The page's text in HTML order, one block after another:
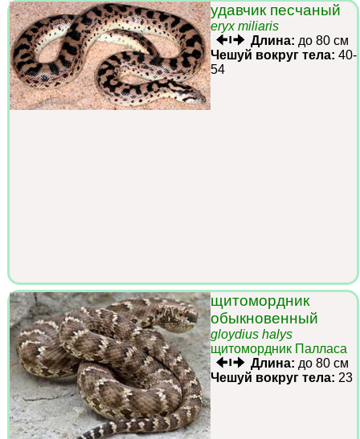
удавчик песчаный
eryx miliaris
Длина: до 80 см
Чешуй вокруг тела: 40-
54
щитомордник
обыкновенный
gloydius halys
щитомордник Палласа
Длина: до 80 см
Чешуй вокруг тела: 23